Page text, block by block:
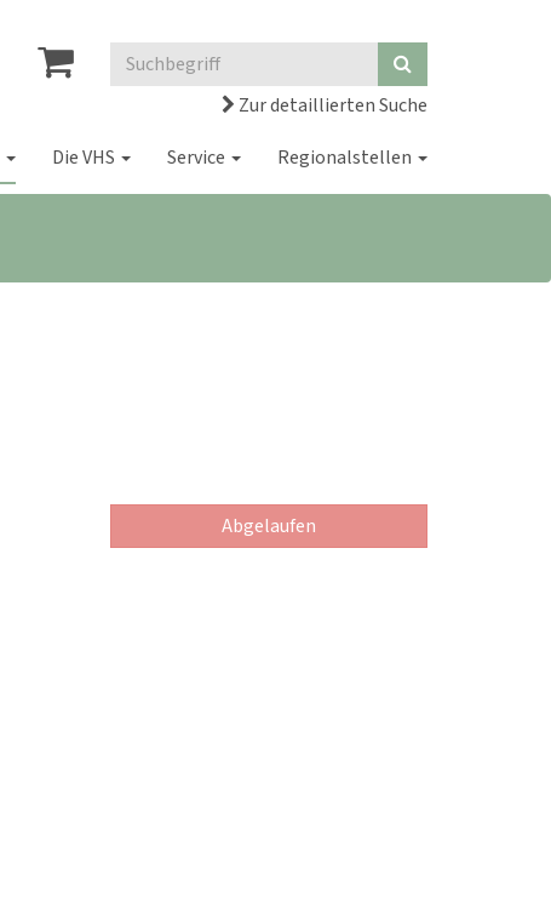
Zur detaillierten Suche
Die VHS Service Regionalstellen
Abgelaufen